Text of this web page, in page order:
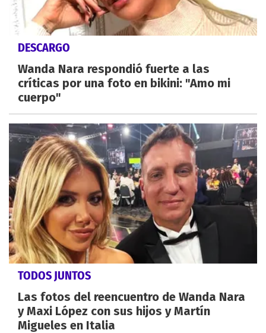
DESCARGO
Wanda Nara respondió fuerte a las
críticas por una foto en bikini: "Amo mi
cuerpo"
TODOS JUNTOS
Las fotos del reencuentro de Wanda Nara
y Maxi López con sus hijos y Martín
Migueles en Italia